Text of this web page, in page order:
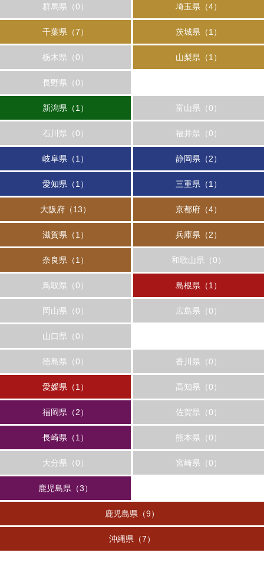
群馬県（0） 埼玉県（4）
千葉県（7） 茨城県（1）
栃木県（0） 山梨県（1）
長野県（0）
新潟県（1） 富山県（0）
石川県（0） 福井県（0）
岐阜県（1） 静岡県（2）
愛知県（1） 三重県（1）
大阪府（13） 京都府（4）
滋賀県（1） 兵庫県（2）
奈良県（1） 和歌山県（0）
鳥取県（0） 島根県（1）
岡山県（0） 広島県（0）
山口県（0）
徳島県（0） 香川県（0）
愛媛県（1） 高知県（0）
福岡県（2） 佐賀県（0）
長崎県（1） 熊本県（0）
大分県（0） 宮崎県（0）
鹿児島県（3）
鹿児島県（9）
沖縄県（7）